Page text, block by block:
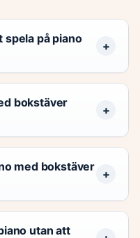
spela på piano
bokstäver
med bokstäver
utan att